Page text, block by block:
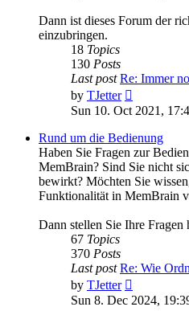
Dann ist dieses Forum der
einzubringen.
18 Topics
130 Posts
Last post Re: Immer
by TJetter
the
post
Sun 10. Oct 2021,
Rund um die Bedienung
Haben Sie Fragen zur
MemBrain? Sind Sie nicht
bewirkt? Möchten Sie
Funktionalität in MemBrain
Dann stellen Sie Ihre Fragen
67 Topics
370 Posts
Last post Re: Wie
by TJetter
the
Sun 8. Dec 2024,